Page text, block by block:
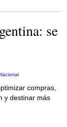
se
compras,
y destinar más